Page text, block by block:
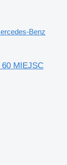
Benz
MIEJSC